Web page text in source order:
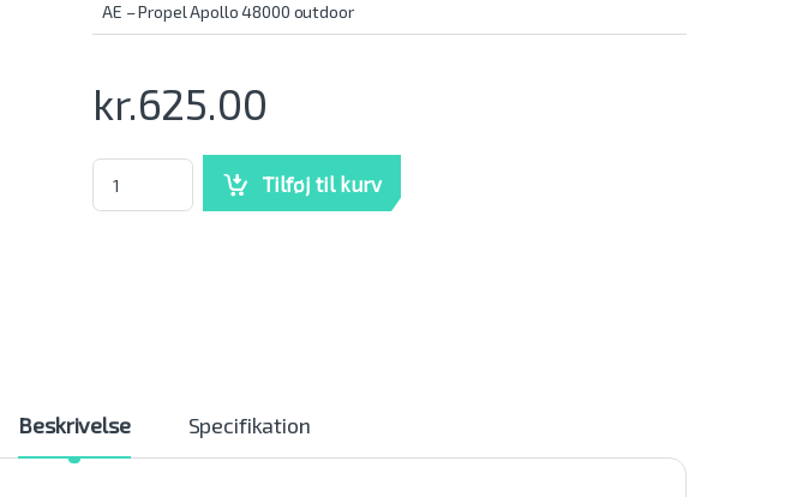
AE – Propel Apollo 48000 outdoor
kr.625.00
AE - Propel Apollo 48000 outdoor mængde
Tilføj til kurv
Beskrivelse Specifikation